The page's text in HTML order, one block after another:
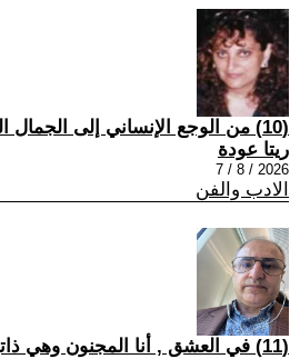
(10) من الوجع الإنساني إلى الجمال المقاوم
ريتا عودة
2026 / 8 / 7
الادب والفن
(11) في العشق , أنا المجنون وهي ذاتها ليلى